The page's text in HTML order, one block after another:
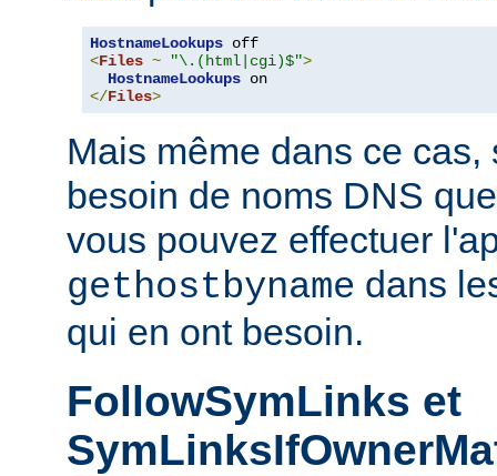
HostnameLookups
<Files ~ "\.(html|cgi)$">
HostnameLookups
</Files>
Mais même dans ce cas,
besoin de noms DNS
vous pouvez effectuer
gethostbyname dans
qui en ont besoin.
FollowSymLinks et